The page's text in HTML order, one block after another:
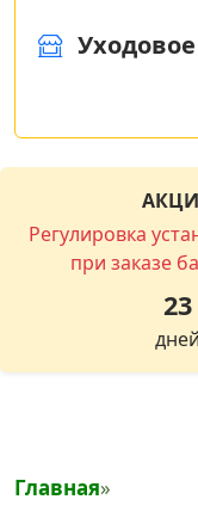
Регулировка
при заказе
23
дней
Главная»